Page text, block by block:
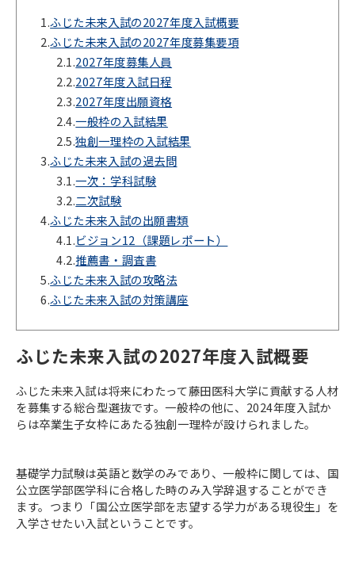
1.ふじた未来入試の2027年度入試概要
2.ふじた未来入試の2027年度募集要項
2.1.2027年度募集人員
2.2.2027年度入試日程
2.3.2027年度出願資格
2.4.一般枠の入試結果
2.5.独創一理枠の入試結果
3.ふじた未来入試の過去問
3.1.一次：学科試験
3.2.二次試験
4.ふじた未来入試の出願書類
4.1.ビジョン12（課題レポート）
4.2.推薦書・調査書
5.ふじた未来入試の攻略法
6.ふじた未来入試の対策講座
ふじた未来入試の2027年度入試概要
ふじた未来入試は将来にわたって藤田医科大学に貢献する人材
を募集する総合型選抜です。一般枠の他に、2024年度入試か
らは卒業生子女枠にあたる独創一理枠が設けられました。
基礎学力試験は英語と数学のみであり、一般枠に関しては、国
公立医学部医学科に合格した時のみ入学辞退することができ
ます。つまり「国公立医学部を志望する学力がある現役生」を
入学させたい入試ということです。